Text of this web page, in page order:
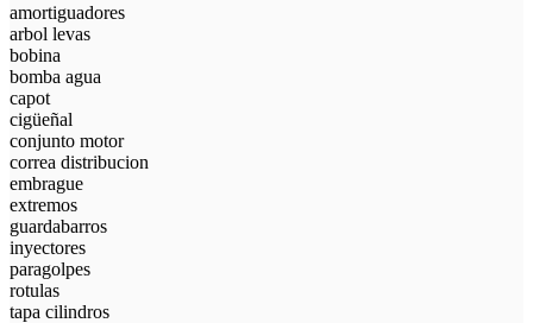
amortiguadores
arbol levas
bobina
bomba agua
capot
cigüeñal
conjunto motor
correa distribucion
embrague
extremos
guardabarros
inyectores
paragolpes
rotulas
tapa cilindros